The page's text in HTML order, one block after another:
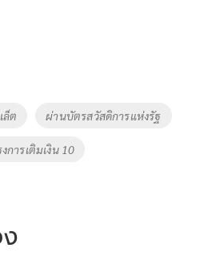
ล็ต ผ่านบัตรสวัสดิการแห่งรัฐ
งการเติมเงิน 10